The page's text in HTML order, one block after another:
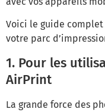
Voici le guide
votre parc
1. Pour les
AirPrint
La grande force des